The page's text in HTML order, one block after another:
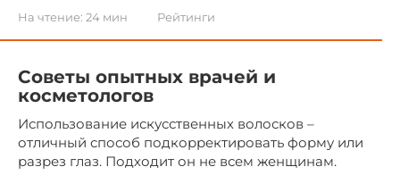
На чтение: 24 мин Рейтинги
Советы опытных врачей и
косметологов
Использование искусственных волосков –
отличный способ подкорректировать форму или
разрез глаз. Подходит он не всем женщинам.